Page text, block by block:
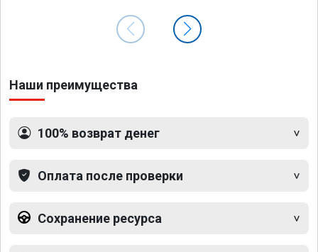
Наши преимущества
100% возврат денег
Оплата после проверки
Сохранение ресурса